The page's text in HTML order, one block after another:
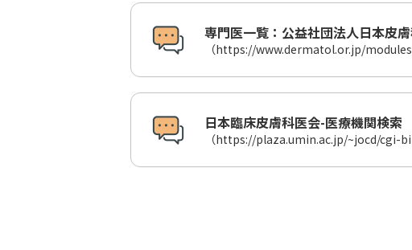
専門医一覧： 公益社団法人日本皮
（https://www.dermatol.or.jp/
日本臨床皮膚科医会-医療機関検索
（https://plaza.umin.ac.jp/~jocd/cgi-